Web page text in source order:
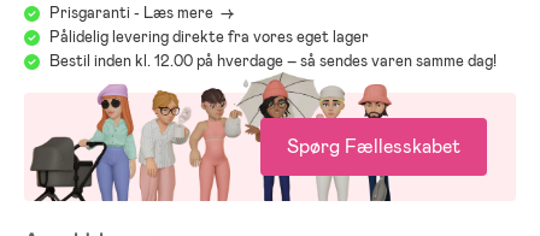
Prisgaranti - Læs mere ->
Pålidelig levering direkte fra vores eget lager
Bestil inden kl. 12.00 på hverdage – så sendes varen samme dag!
Spørg Fællesskabet